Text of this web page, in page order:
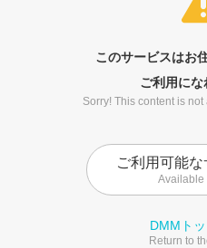
このサービスはお
ご利用にな
Sorry! This content is
ご利用可能
Available
DMMト
Return to